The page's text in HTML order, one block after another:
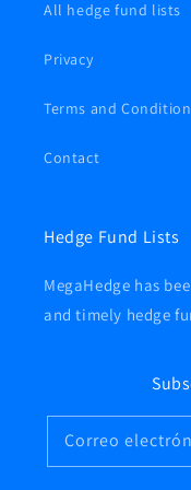
All hedge fund lists
Privacy
Terms and
Contact
Hedge Fund Lists
MegaHedge has
and timely hedge
Correo